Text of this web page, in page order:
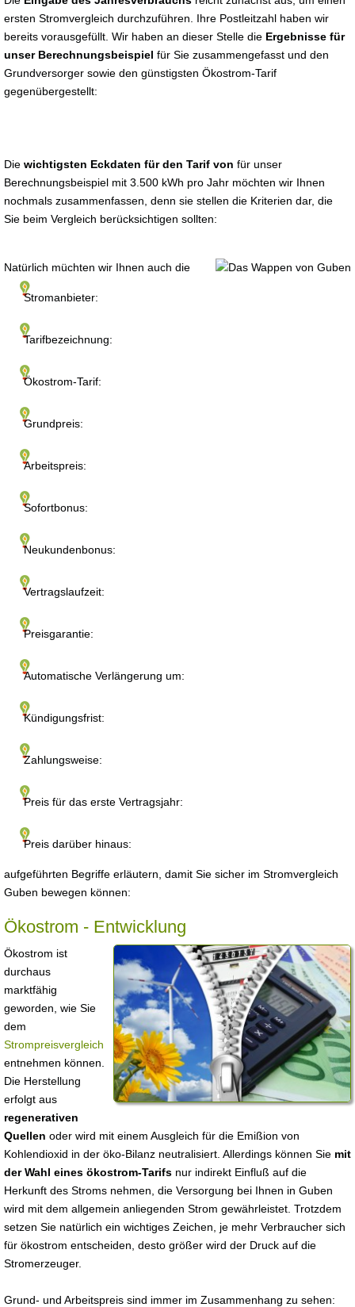
ersten Stromvergleich durchzuführen. Ihre Postleitzahl haben wir
bereits vorausgefüllt. Wir haben an dieser Stelle die Ergebnisse für
unser Berechnungsbeispiel für Sie zusammengefasst und den
Grundversorger sowie den günstigsten Ökostrom-Tarif
gegenübergestellt:
Die wichtigsten Eckdaten für den Tarif von für unser
Berechnungsbeispiel mit 3.500 kWh pro Jahr möchten wir Ihnen
nochmals zusammenfassen, denn sie stellen die Kriterien dar, die
Sie beim Vergleich berücksichtigen sollten:
Stromanbieter:
Tarifbezeichnung:
Ökostrom-Tarif:
Grundpreis:
Arbeitspreis:
Sofortbonus:
Neukundenbonus:
Vertragslaufzeit:
Preisgarantie:
Automatische Verlängerung um:
Kündigungsfrist:
Zahlungsweise:
Preis für das erste Vertragsjahr:
Preis darüber hinaus:
Natürlich müchten wir Ihnen auch die
aufgeführten Begriffe erläutern, damit Sie sicher im Stromvergleich
Guben bewegen können:
Ökostrom - Entwicklung
Ökostrom ist
durchaus
marktfähig
geworden, wie Sie
dem
Strompreisvergleich
entnehmen können.
Die Herstellung
erfolgt aus
regenerativen
Quellen oder wird mit einem Ausgleich für die Emißion von
Kohlendioxid in der öko-Bilanz neutralisiert. Allerdings können Sie mit
der Wahl eines ökostrom-Tarifs nur indirekt Einfluß auf die
Herkunft des Stroms nehmen, die Versorgung bei Ihnen in Guben
wird mit dem allgemein anliegenden Strom gewährleistet. Trotzdem
setzen Sie natürlich ein wichtiges Zeichen, je mehr Verbraucher sich
für ökostrom entscheiden, desto größer wird der Druck auf die
Stromerzeuger.
Grund- und Arbeitspreis sind immer im Zusammenhang zu sehen: